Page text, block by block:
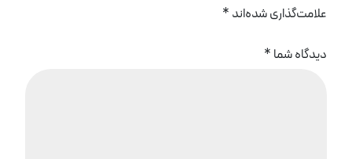
علامت‌گذاری شده‌اند *
دیدگاه شما *